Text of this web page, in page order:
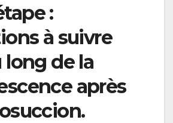
:
à suivre
de la
après